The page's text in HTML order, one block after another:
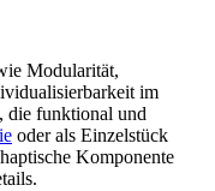
Modularität,
im
die funktional und
oder als Einzelstück
Komponente